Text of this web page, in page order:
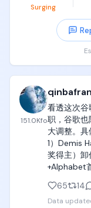
Surging
151.0Kfo
看透这次
职，谷歌
大调整。具
1）Demis
奖得主）
+Alphabet
2）Koray
Google首
65 14
Data